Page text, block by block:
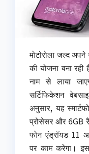
मोटोरोला जल्द
की योजना बना
नाम से लाया
सर्टिफिकेशन
अनुसार, यह
प्रोसेसर और 6GB
फोन एंड्रॉयड 11
पर काम करेगा।